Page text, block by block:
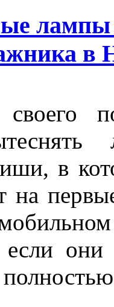
лампы
в
в
на
если